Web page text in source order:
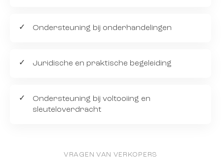
Ondersteuning bij onderhandelingen
Juridische en praktische begeleiding
Ondersteuning bij voltooiing en
sleuteloverdracht
VRAGEN VAN VERKOPERS